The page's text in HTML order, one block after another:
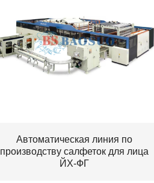
Автоматическая линия по
производству салфеток для лица
ЙХ-ФГ